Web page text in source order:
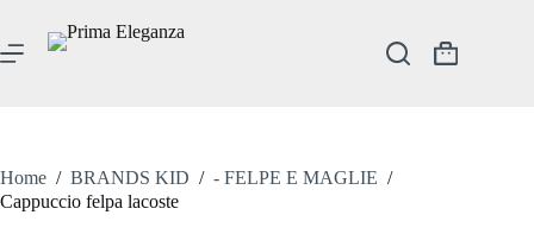
contenuto
Carrello
Home / BRANDS KID / - FELPE E MAGLIE /
Cappuccio felpa lacoste